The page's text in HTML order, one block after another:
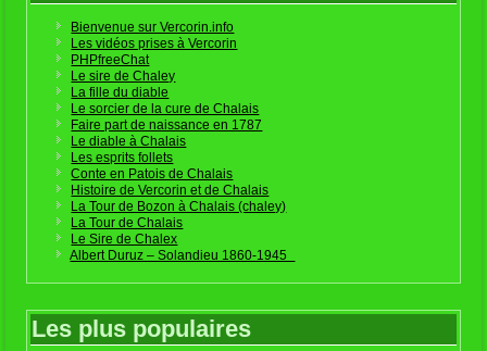
Bienvenue sur Vercorin.info
Les vidéos prises à Vercorin
PHPfreeChat
Le sire de Chaley
La fille du diable
Le sorcier de la cure de Chalais
Faire part de naissance en 1787
Le diable à Chalais
Les esprits follets
Conte en Patois de Chalais
Histoire de Vercorin et de Chalais
La Tour de Bozon à Chalais (chaley)
La Tour de Chalais
Le Sire de Chalex
Albert Duruz – Solandieu 1860-1945
Les plus populaires